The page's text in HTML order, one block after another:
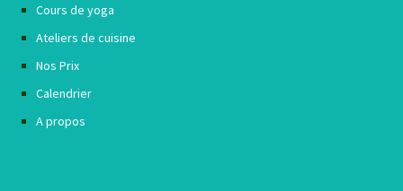
Cours de yoga
Ateliers de cuisine
Nos Prix
Calendrier
A propos